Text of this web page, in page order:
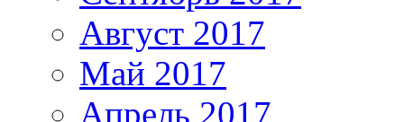
Август 2017
Май 2017
Апрель 2017